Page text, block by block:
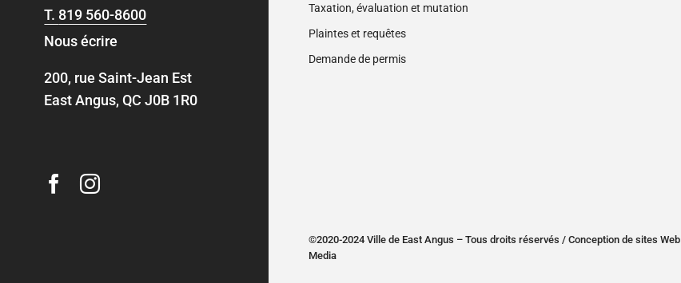
T. 819 560-8600
Nous écrire
200, rue Saint-Jean Est
East Angus, QC J0B 1R0
Taxation, évaluation et mutation
Plaintes et requêtes
Demande de permis
©2020-2024 Ville de East Angus – Tous droits réservés /Conception de sites Web
Media